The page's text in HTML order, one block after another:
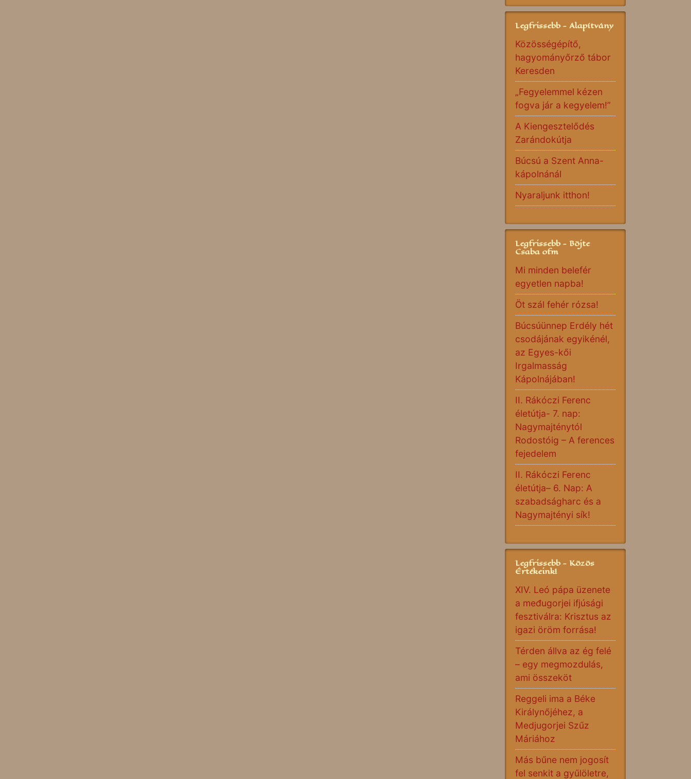
Legfrissebb - Alapítvány
Közösségépítő,
hagyományőrző tábor
Keresden
„Fegyelemmel kézen
fogva jár a kegyelem!”
A Kiengesztelődés
Zarándokútja
Búcsú a Szent Anna-
kápolnánál
Nyaraljunk itthon!
Legfrissebb - Böjte
Csaba ofm
Mi minden belefér
egyetlen napba!
Öt szál fehér rózsa!
Búcsúünnep Erdély hét
csodájának egyikénél,
az Egyes-kői
Irgalmasság
Kápolnájában!
II. Rákóczi Ferenc
életútja- 7. nap:
Nagymajténytól
Rodostóig – A ferences
fejedelem
II. Rákóczi Ferenc
életútja– 6. Nap: A
szabadságharc és a
Nagymajtényi sík!
Legfrissebb - Közös
Értékeink!
XIV. Leó pápa üzenete
a međugorjei ifjúsági
fesztiválra: Krisztus az
igazi öröm forrása!
Térden állva az ég felé
– egy megmozdulás,
ami összeköt
Reggeli ima a Béke
Királynőjéhez, a
Medjugorjei Szűz
Máriához
Más bűne nem jogosít
fel senkit a gyűlöletre,